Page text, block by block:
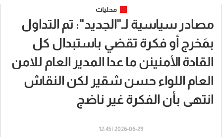
محليات
مصادر سياسية لـ"الجديد": تم التداول
بمَخرج أو فكرة تقضي باستبدال كل
القادة الأمنينن ما عدا المدير العام للامن
العام اللواء حسن شقير لكن النقاش
انتهى بأن الفكرة غير ناضج
2026-06-29 | 12:45